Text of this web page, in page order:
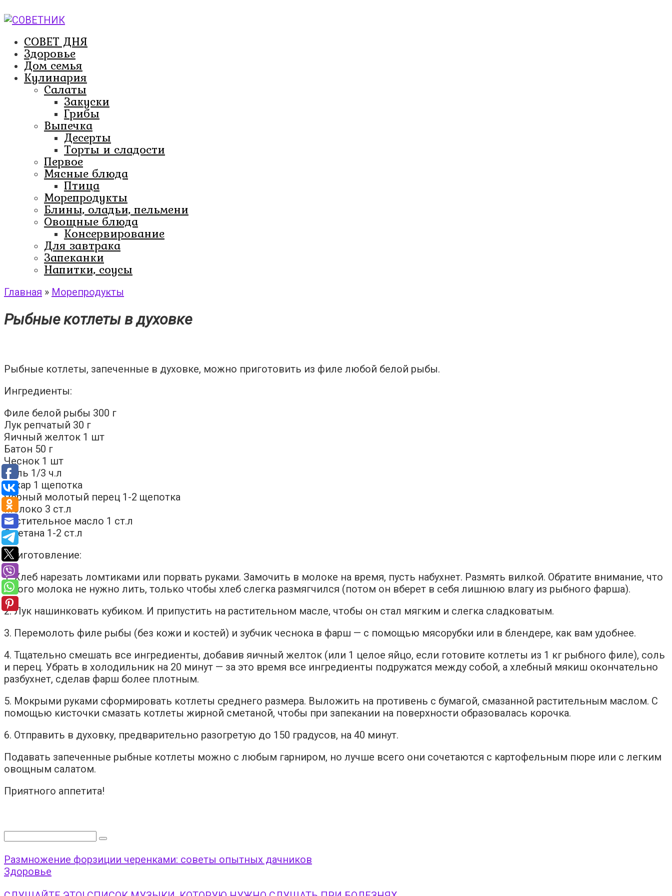
к
СОВЕТ ДНЯ
Здоровье
Дом семья
Кулинария
Салаты
Закуски
Грибы
Выпечка
Десерты
Торты и сладости
Первое
Мясные блюда
Птица
Морепродукты
Блины, оладьи, пельмени
Овощные блюда
Консервирование
Для завтрака
Запеканки
Напитки, соусы
Главная » Морепродукты
Рыбные котлеты в духовке
Рыбные котлеты, запеченные в духовке, можно приготовить из филе любой белой рыбы.
Ингредиенты:
Филе белой рыбы 300 г
Лук репчатый 30 г
Яичный желток 1 шт
Батон 50 г
Чеснок 1 шт
Соль 1/3 ч.л
Сахар 1 щепотка
Черный молотый перец 1-2 щепотка
Молоко 3 ст.л
Растительное масло 1 ст.л
Сметана 1-2 ст.л
Приготовление:
1. Хлеб нарезать ломтиками или порвать руками. Замочить в молоке на время, пусть набухнет. Размять вилкой. Обратите внимание, что
много молока не нужно лить, только чтобы хлеб слегка размягчился (потом он вберет в себя лишнюю влагу из рыбного фарша).
2. Лук нашинковать кубиком. И припустить на растительном масле, чтобы он стал мягким и слегка сладковатым.
3. Перемолоть филе рыбы (без кожи и костей) и зубчик чеснока в фарш — с помощью мясорубки или в блендере, как вам удобнее.
4. Тщательно смешать все ингредиенты, добавив яичный желток (или 1 целое яйцо, если готовите котлеты из 1 кг рыбного филе), соль
и перец. Убрать в холодильник на 20 минут — за это время все ингредиенты подружатся между собой, а хлебный мякиш окончательно
разбухнет, сделав фарш более плотным.
5. Мокрыми руками сформировать котлеты среднего размера. Выложить на противень с бумагой, смазанной растительным маслом. С
помощью кисточки смазать котлеты жирной сметаной, чтобы при запекании на поверхности образовалась корочка.
6. Отправить в духовку, предварительно разогретую до 150 градусов, на 40 минут.
Подавать запеченные рыбные котлеты можно с любым гарниром, но лучше всего они сочетаются с картофельным пюре или с легким
овощным салатом.
Приятного аппетита!
Поиск:
Размножение форзиции черенками: советы опытных дачников
Здоровье